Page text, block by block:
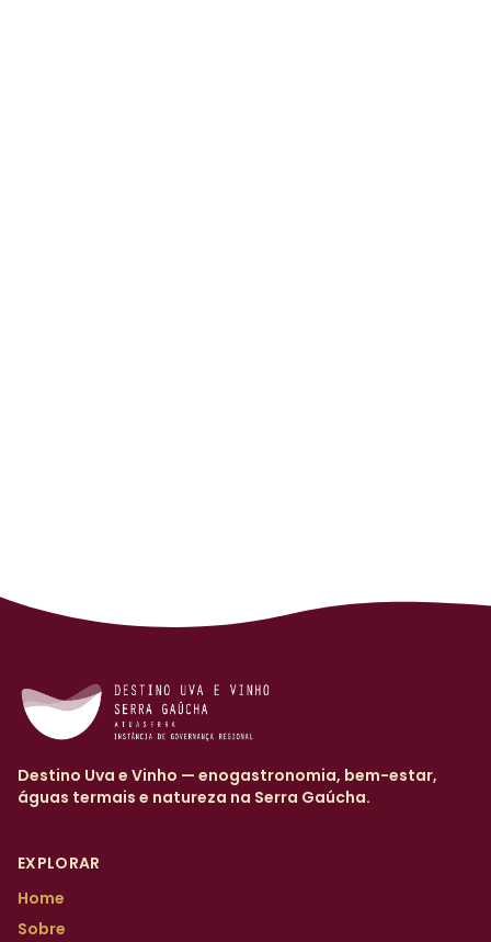
Destino Uva e Vinho — enogastronomia, bem-estar,
águas termais e natureza na Serra Gaúcha.
EXPLORAR
Home
Sobre